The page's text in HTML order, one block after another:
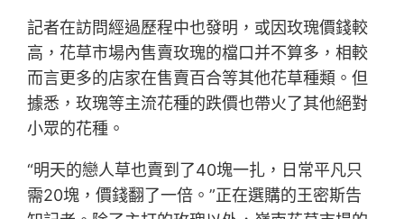
記者在訪問經過歷程中也發明，或因玫瑰價錢較
高，花草市場內售賣玫瑰的檔口并不算多，相較
而言更多的店家在售賣百合等其他花草種類。但
據悉，玫瑰等主流花種的跌價也帶火了其他絕對
小眾的花種。
“明天的戀人草也賣到了40塊一扎，日常平凡只
需20塊，價錢翻了一倍。”正在選購的王密斯告